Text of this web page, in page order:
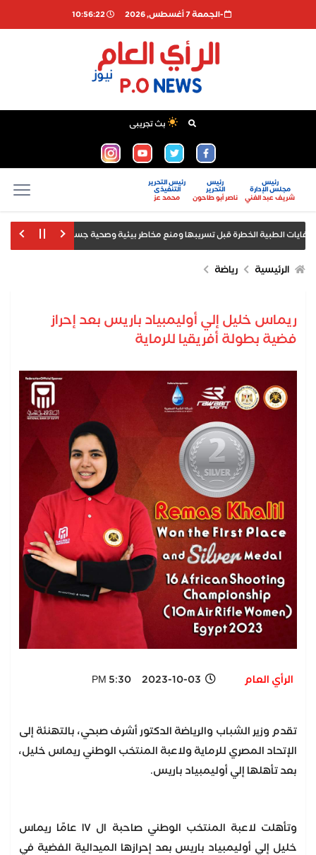
-الجمعة 7 أغسطس, 2026 10:56:22
بث تجريبى
رئيس
مجلس الإدارة
شريف عبد الغني
رئيس
التحرير
ناصر أبو طاحون
رئيس التحرير
التنفيذى
محمد عز
أمانة
الرئيسية رياضة
ريماس خليل إلي أوليمبياد باريس بعد إحراز
فضية بطولة أفريقيا للرماية
الرأي العام 2023-10-03 5:30 PM
تقدم وزير الشباب والرياضة الدكتور أشرف صبحي، بالتهنئة إلى
الإتحاد المصري للرماية ولاعبة المنتخب الوطني ريماس خليل،
بعد تأهلها إلي أوليمبياد باريس.
وتأهلت لاعبة المنتخب الوطني صاحبة ال ١٧ عامًا ريماس
خليل إلي أوليمبياد باريس بعد إحرازها الميدالية الفضية في